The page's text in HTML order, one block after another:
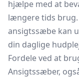
hjælpe med at
længere tids
ansigtssæbe kan
din daglige
Fordele ved at
Ansigtssæber,